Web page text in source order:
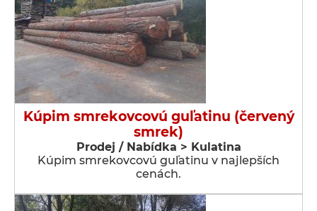
Kúpim smrekovcovú guľatinu (červený
smrek)
Prodej / Nabídka > Kulatina
Kúpim smrekovcovú guľatinu v najlepších
cenách.